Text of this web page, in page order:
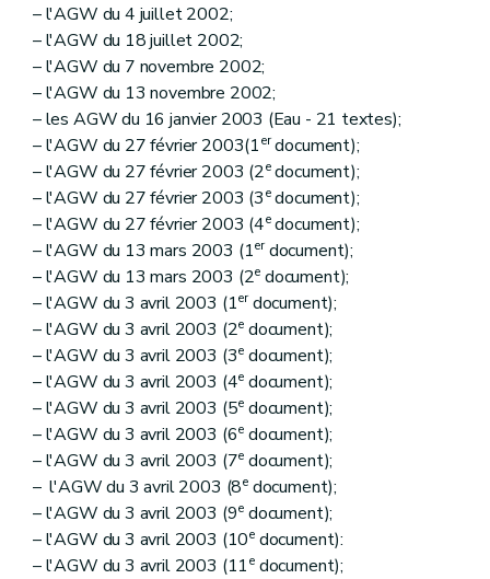
– l'AGW du 4 juillet 2002;
– l'AGW du 18 juillet 2002;
– l'AGW du 7 novembre 2002;
– l'AGW du 13 novembre 2002;
– les AGW du 16 janvier 2003 (Eau - 21 textes);
– l'AGW du 27 février 2003(1erdocument);
– l'AGW du 27 février 2003 (2edocument);
– l'AGW du 27 février 2003 (3edocument);
– l'AGW du 27 février 2003 (4edocument);
– l'AGW du 13 mars 2003 (1erdocument);
– l'AGW du 13 mars 2003 (2e document);
– l'AGW du 3 avril 2003 (1erdocument);
– l'AGW du 3 avril 2003 (2e document);
– l'AGW du 3 avril 2003 (3e document);
– l'AGW du 3 avril 2003 (4e document);
– l'AGW du 3 avril 2003 (5e document);
– l'AGW du 3 avril 2003 (6e document);
– l'AGW du 3 avril 2003 (7e document);
– l'AGW du 3 avril 2003 (8edocument);
– l'AGW du 3 avril 2003 (9e document);
– l'AGW du 3 avril 2003 (10edocument):
– l'AGW du 3 avril 2003 (11edocument);